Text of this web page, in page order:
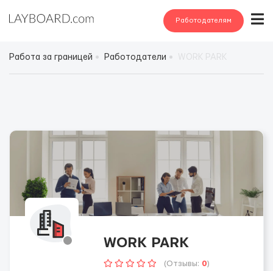
Работодателям
Работа за границей Работодатели
WORK PARK
(Отзывы: 0)